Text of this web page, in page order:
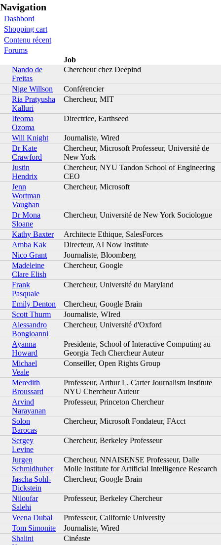
Navigation
Dashbord
Shopping cart
Contenu récent
Forums
Job
Nando de
Freitas
Chercheur chez Deepind
Nige Willson
Conférencier
Ria Pratyusha
Kalluri
Chercheur, MIT
Ifeoma
Ozoma
Directrice, Earthseed
Will Knight
Journaliste, Wired
Dr Kate
Crawford
Chercheur, Microsoft Professeur, Université de
New York
Justin
Hendrix
Chercheur, NYU Tandon School of Engineering
CEO
Jenn
Wortman
Vaughan
Chercheur, Microsoft
Dr Mona
Sloane
Chercheur, Université de New York Sociologue
Kathy Baxter
Architecte Ethique, SalesForces
Amba Kak
Directeur, AI Now Institute
Nico Grant
Journaliste, Bloomberg
Madeleine
Clare Elish
Chercheur, Google
Frank
Pasquale
Chercheur, Université du Maryland
Emily Denton
Chercheur, Google Brain
Scott Thurm
Journaliste, WIred
Alessandro
Bongioanni
Chercheur, Université d'Oxford
Ayanna
Howard
Presidente, School of Interactive Computing au
Georgia Tech Chercheur Auteur
Michael
Veale
Conseiller, Open Rights Group
Meredith
Broussard
Professeur, Arthur L. Carter Journalism Institute
NYU Chercheur Auteur
Arvind
Narayanan
Professeur, Princeton Chercheur
Solon
Barocas
Chercheur, Microsoft Fondateur, FAcct
Sergey
Levine
Chercheur, Berkeley Professeur
Jurgen
Schmidhuber
Chercheur, NNAISENSE Professeur, Dalle
Molle Institute for Artificial Intelligence Research
Jascha Sohl-
Dickstein
Chercheur, Google Brain
Niloufar
Salehi
Professeur, Berkeley Chercheur
Veena Dubal
Professeur, Californie University
Tom Simonite
Journaliste, Wired
Shalini
Cinéaste